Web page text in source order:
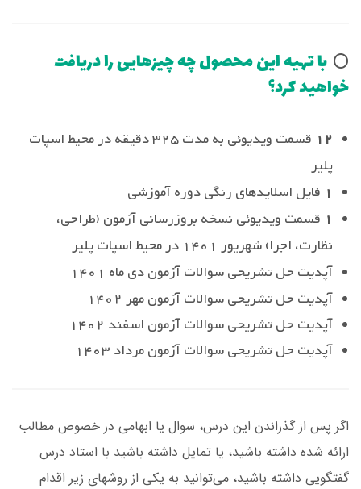
⭕️ با تهیه این محصول چه چیزهایی را دریافت
خواهید کرد؟
12
قسمت ویدیوئی به مدت 325 دقیقه در محیط اسپات
پلیر
1 فایل اسلایدهای رنگی دوره آموزشی
1 قسمت ویدیوئی نسخه بروزرسانی آزمون (طراحی،
نظارت، اجرا) شهریور 1401 در محیط اسپات پلیر
آپدیت حل تشریحی سوالات آزمون دی ماه 1401
آپدیت حل تشریحی سوالات آزمون مهر 1402
آپدیت حل تشریحی سوالات آزمون اسفند 1402
آپدیت حل تشریحی سوالات آزمون مرداد 1403
اگر پس از گذراندن این درس، سوال یا ابهامی در خصوص مطالب
ارائه شده داشته باشید، یا تمایل داشته باشید با استاد درس
گفتگویی داشته باشید، می‌توانید به یکی از روشهای زیر اقدام